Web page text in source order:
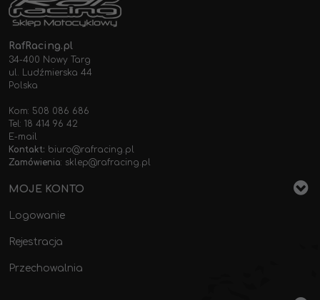
RafRacing.pl
34-400 Nowy Targ
ul. Ludźmierska 44
Polska
Kom: 508 086 686
Tel: 18 414 96 42
E-mail
Kontakt: biuro@rafracing.pl
Zamówienia: sklep@rafracing.pl
MOJE KONTO
Logowanie
Rejestracja
Przechowalnia